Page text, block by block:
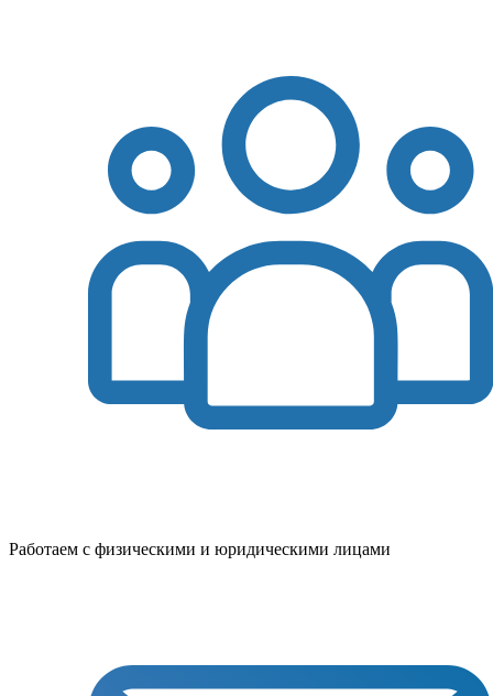
Работаем с физическими и юридическими лицами